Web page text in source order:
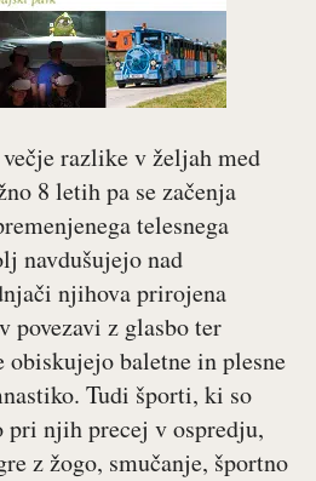
razlike v željah med
8 letih pa se začenja
telesnega
navdušujejo nad
njihova prirojena
z glasbo ter
obiskujejo baletne in plesne
Tudi športi, ki so
pri njih precej v ospredju,
z žogo, smučanje, športno